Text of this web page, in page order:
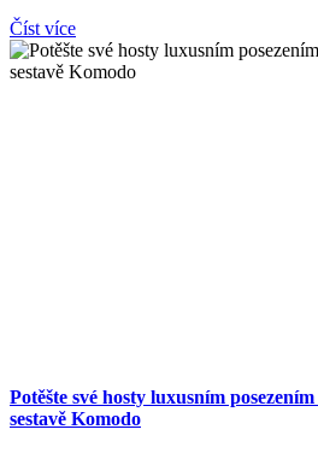
Číst více
Potěšte své hosty luxusním
sestavě Komodo